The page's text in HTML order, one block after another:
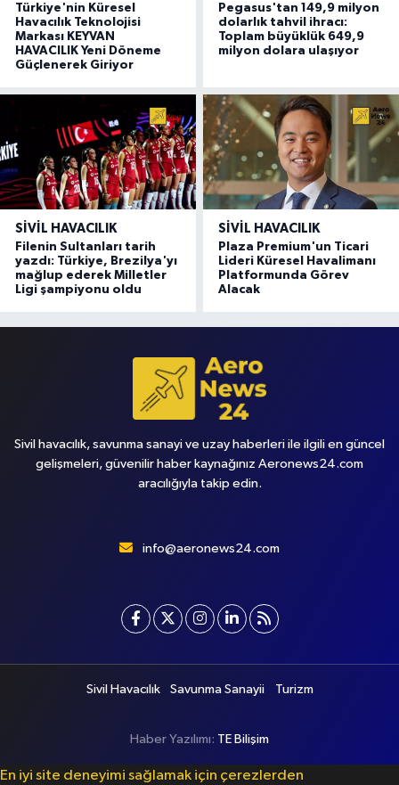
Türkiye'nin Küresel
Havacılık Teknolojisi
Markası KEYVAN
HAVACILIK Yeni Döneme
Güçlenerek Giriyor
Pegasus'tan 149,9 milyon
dolarlık tahvil ihracı:
Toplam büyüklük 649,9
milyon dolara ulaşıyor
SIVIL HAVACILIK
Filenin Sultanları tarih
yazdı: Türkiye, Brezilya'yı
mağlup ederek Milletler
Ligi şampiyonu oldu
SIVIL HAVACILIK
Plaza Premium'un Ticari
Lideri Küresel Havalimanı
Platformunda Görev
Alacak
Sivil havacılık, savunma sanayi ve uzay haberleri ile ilgili en güncel
gelişmeleri, güvenilir haber kaynağınız Aeronews24.com
aracılığıyla takip edin.
info@aeronews24.com
Sivil Havacılık Savunma Sanayii Turizm
Haber Yazılımı: TE Bilişim
En iyi site deneyimi sağlamak için çerezlerden